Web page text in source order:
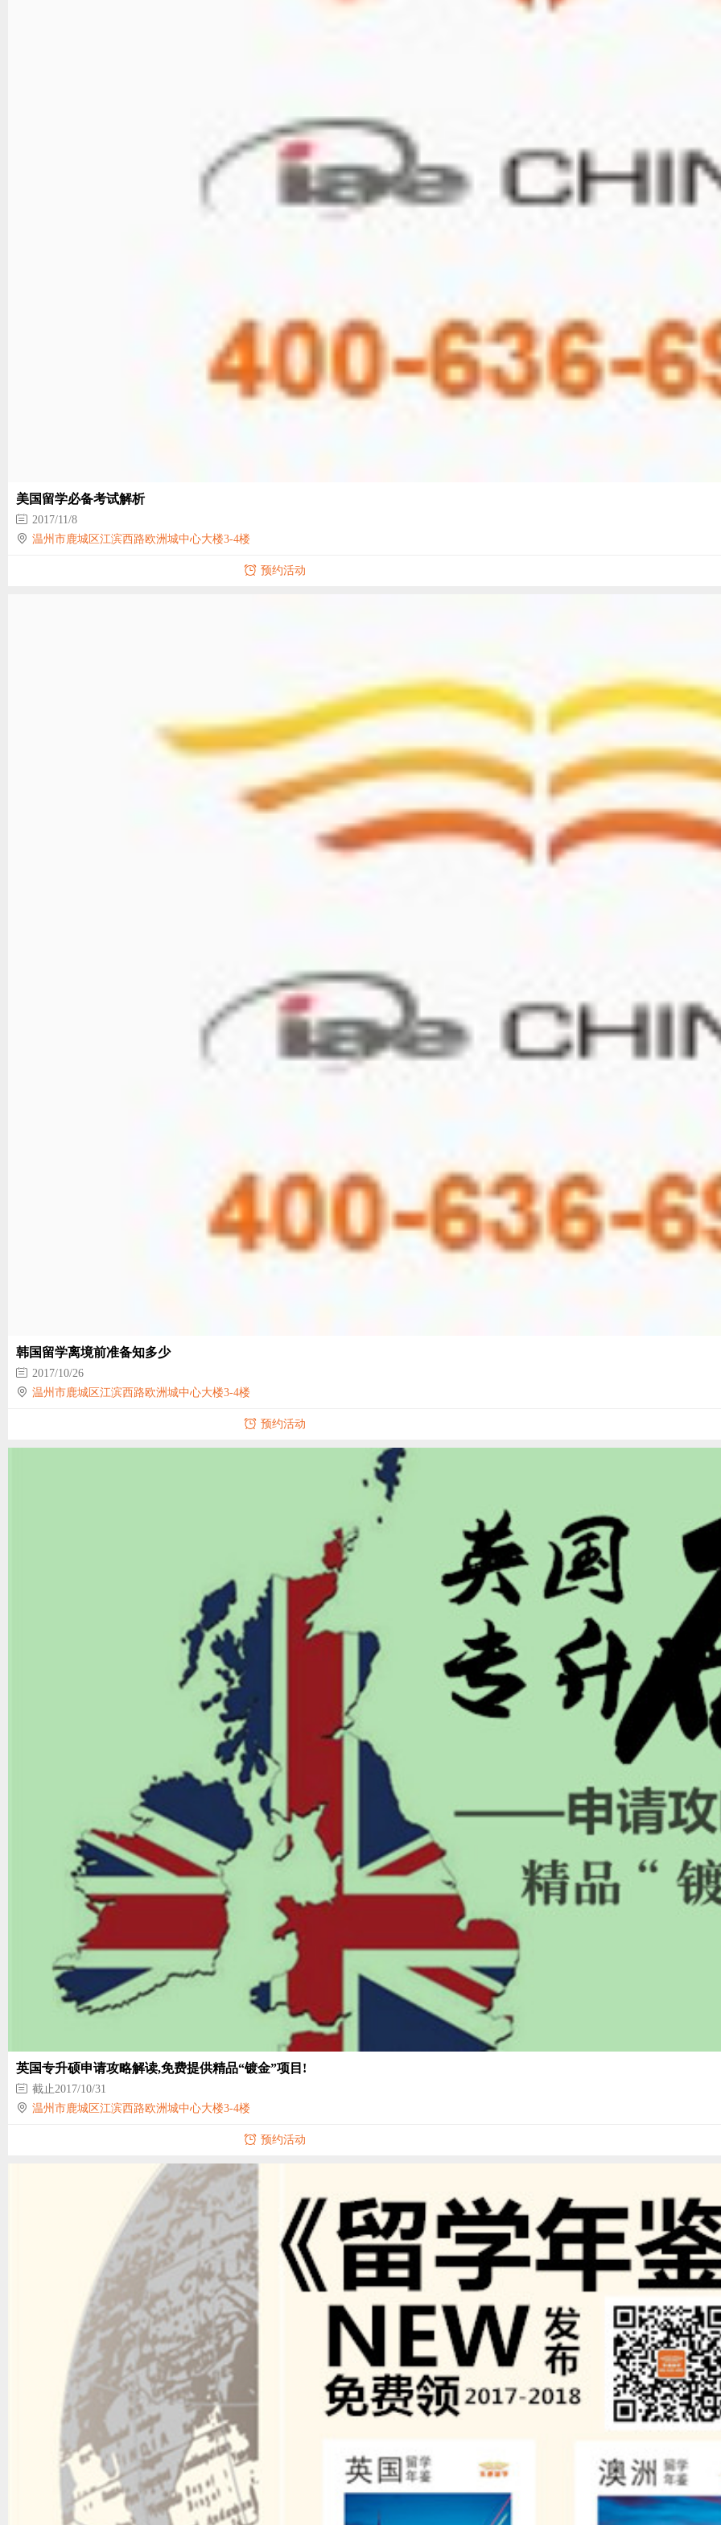
美国留学必备考试解析
2017/11/8
温州市鹿城区江滨西路欧洲城中心大楼3-4楼
预约活动
韩国留学离境前准备知多少
2017/10/26
温州市鹿城区江滨西路欧洲城中心大楼3-4楼
预约活动
英国专升硕申请攻略解读,免费提供精品“镀金”项目!
截止2017/10/31
温州市鹿城区江滨西路欧洲城中心大楼3-4楼
预约活动